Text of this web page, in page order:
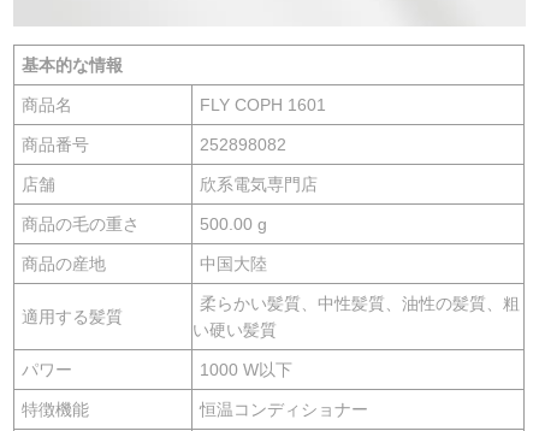
基本的な情報
商品名 FLY COPH 1601
商品番号 252898082
店舗 欣系電気専門店
商品の毛の重さ 500.00 g
商品の産地 中国大陸
適用する髪質
柔らかい髪質、中性髪質、油性の髪質、粗
い硬い髪質
パワー 1000 W以下
特徴機能 恒温コンディショナー